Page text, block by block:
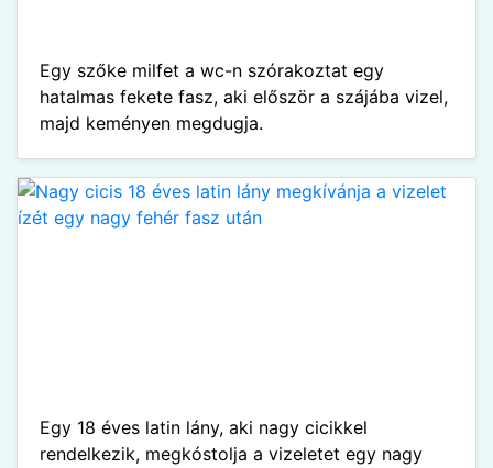
Egy szőke milfet a wc-n szórakoztat egy
hatalmas fekete fasz, aki először a szájába vizel,
majd keményen megdugja.
Egy 18 éves latin lány, aki nagy cicikkel
rendelkezik, megkóstolja a vizeletet egy nagy